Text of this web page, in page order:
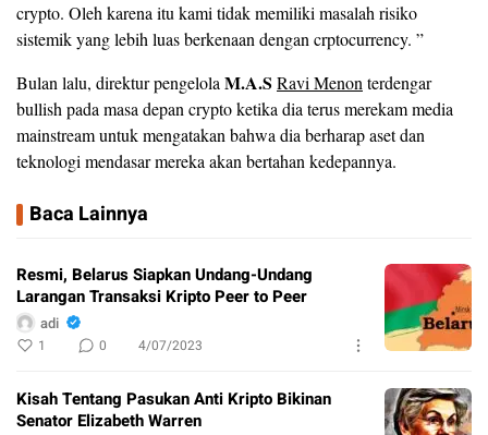
crypto. Oleh karena itu kami tidak memiliki masalah risiko
sistemik yang lebih luas berkenaan dengan crptocurrency. ”
Bulan lalu, direktur pengelola M.A.S Ravi Menon terdengar
bullish pada masa depan crypto ketika dia terus merekam media
mainstream untuk mengatakan bahwa dia berharap aset dan
teknologi mendasar mereka akan bertahan kedepannya.
Baca Lainnya
Resmi, Belarus Siapkan Undang-Undang
Larangan Transaksi Kripto Peer to Peer
adi
1 0 4/07/2023
Kisah Tentang Pasukan Anti Kripto Bikinan
Senator Elizabeth Warren